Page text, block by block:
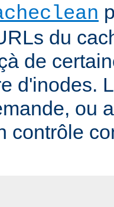
du
de
d'inodes.
ou
contrôle